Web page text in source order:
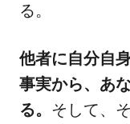
る。
他者に自分自
事実から、あ
る。 そして、